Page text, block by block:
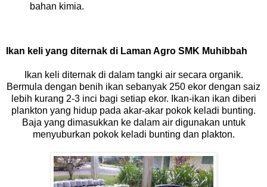
bahan kimia.
Ikan keli yang diternak di Laman Agro SMK Muhibbah
Ikan keli diternak di dalam tangki air secara organik.
Bermula dengan benih ikan sebanyak 250 ekor dengan saiz
lebih kurang 2-3 inci bagi setiap ekor. Ikan-ikan ikan diberi
plankton yang hidup pada akar-akar pokok keladi bunting.
Baja yang dimasukkan ke dalam air digunakan untuk
menyuburkan pokok keladi bunting dan plakton.